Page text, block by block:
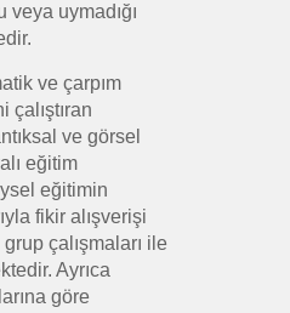
uymadığı
ve çarpım
çalıştıran
ve görsel
eğitim
eğitimin
fikir alışverişi
çalışmaları ile
Ayrıca
göre